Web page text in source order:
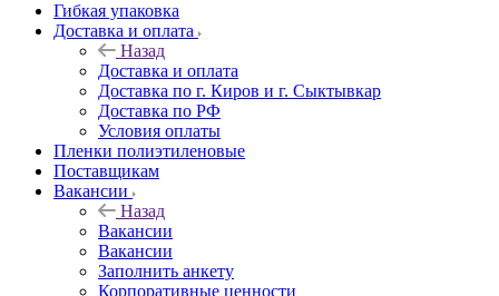
Гибкая упаковка
Доставка и оплата
Назад
Доставка и оплата
Доставка по г. Киров и г. Сыктывкар
Доставка по РФ
Условия оплаты
Пленки полиэтиленовые
Поставщикам
Вакансии
Назад
Вакансии
Вакансии
Заполнить анкету
Корпоративные ценности